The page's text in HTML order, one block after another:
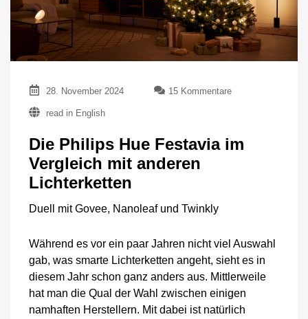
28. November 2024 15 Kommentarezu
Festavia
read in English
Die Philips Hue Festavia im
Vergleich mit anderen
Lichterketten
Duell mit Govee, Nanoleaf und Twinkly
Während es vor ein paar Jahren nicht viel Auswahl
gab, was smarte Lichterketten angeht, sieht es in
diesem Jahr schon ganz anders aus. Mittlerweile
hat man die Qual der Wahl zwischen einigen
namhaften Herstellern. Mit dabei ist natürlich